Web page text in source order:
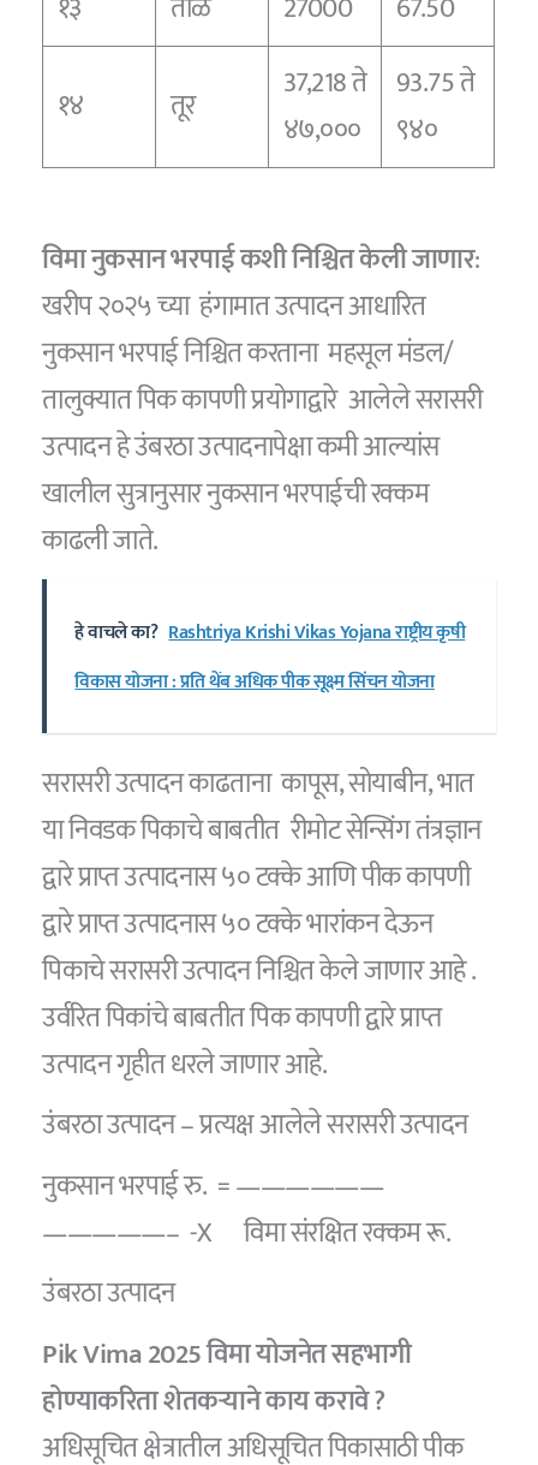
१४ तूर
37,218 ते
४७,०००
93.75 ते
९४०
विमा नुकसान भरपाई कशी निश्चित केली जाणार:
खरीप २०२५ च्या हंगामात उत्पादन आधारित
नुकसान भरपाई निश्चित करताना महसूल मंडल/
तालुक्यात पिक कापणी प्रयोगाद्वारे आलेले सरासरी
उत्पादन हे उंबरठा उत्पादनापेक्षा कमी आल्यांस
खालील सुत्रानुसार नुकसान भरपाईची रक्कम
काढली जाते.
हे वाचले का? Rashtriya Krishi Vikas Yojana राष्ट्रीय कृषी
विकास योजना : प्रति थेंब अधिक पीक सूक्ष्म सिंचन योजना
सरासरी उत्पादन काढताना कापूस, सोयाबीन, भात
या निवडक पिकाचे बाबतीत रीमोट सेन्सिंग तंत्रज्ञान
द्वारे प्राप्त उत्पादनास ५० टक्के आणि पीक कापणी
द्वारे प्राप्त उत्पादनास ५० टक्के भारांकन देऊन
पिकाचे सरासरी उत्पादन निश्चित केले जाणार आहे .
उर्वरित पिकांचे बाबतीत पिक कापणी द्वारे प्राप्त
उत्पादन गृहीत धरले जाणार आहे.
उंबरठा उत्पादन – प्रत्यक्ष आलेले सरासरी उत्पादन
नुकसान भरपाई रु. = ——————
—————– -X विमा संरक्षित रक्कम रू.
उंबरठा उत्पादन
Pik Vima 2025 विमा योजनेत सहभागी
होण्याकरिता शेतकऱ्याने काय करावे ?
अधिसूचित क्षेत्रातील अधिसूचित पिकासाठी पीक